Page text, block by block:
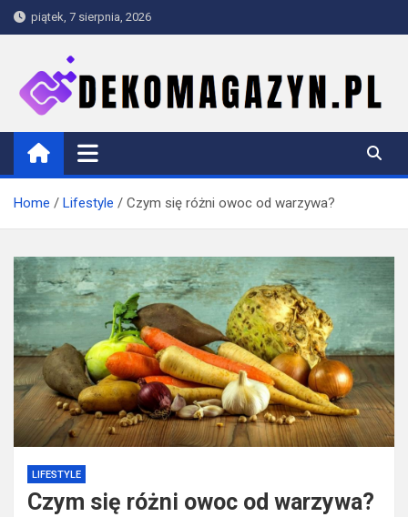
Skip
to
piątek, 7 sierpnia, 2026
dekomagazyn.pl
Blog
Home Lifestyle Czym się różni owoc od warzywa?
LIFESTYLE
Czym się różni owoc od warzywa?